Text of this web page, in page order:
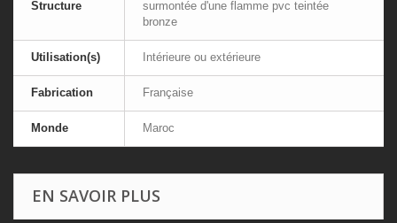
Structure
surmontée d'une flamme pvc teintée
bronze
Utilisation(s) Intérieure ou extérieure
Fabrication Française
Monde Maroc
EN SAVOIR PLUS